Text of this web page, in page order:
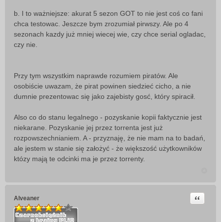
b. I to ważniejsze: akurat 5 sezon GOT to nie jest coś co fani
chca testowac. Jeszcze bym zrozumiał pirwszy. Ale po 4
sezonach kazdy już mniej wiecej wie, czy chce serial ogladac,
czy nie.
Przy tym wszystkim naprawde rozumiem piratów. Ale
osobiście uwazam, że pirat powinen siedzieć cicho, a nie
dumnie prezentowac się jako zajebisty gosć, który spiracił.
Also co do stanu legalnego - pozyskanie kopii faktycznie jest
niekarane. Pozyskanie jej przez torrenta jest już
rozpowszechnianiem. A - przyznaję, że nie mam na to badań,
ale jestem w stanie się założyć - że większość użytkowników
któzy mają te odcinki ma je przez torrenty.
Alveaner Cytuj